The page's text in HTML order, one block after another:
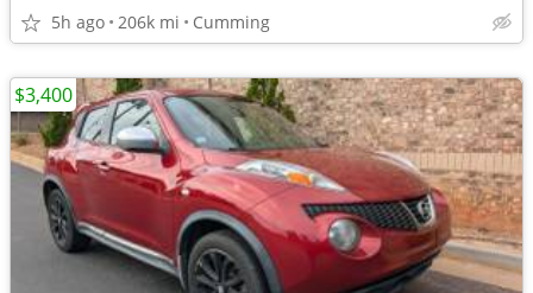
5h ago 206k mi Cumming
$3,400